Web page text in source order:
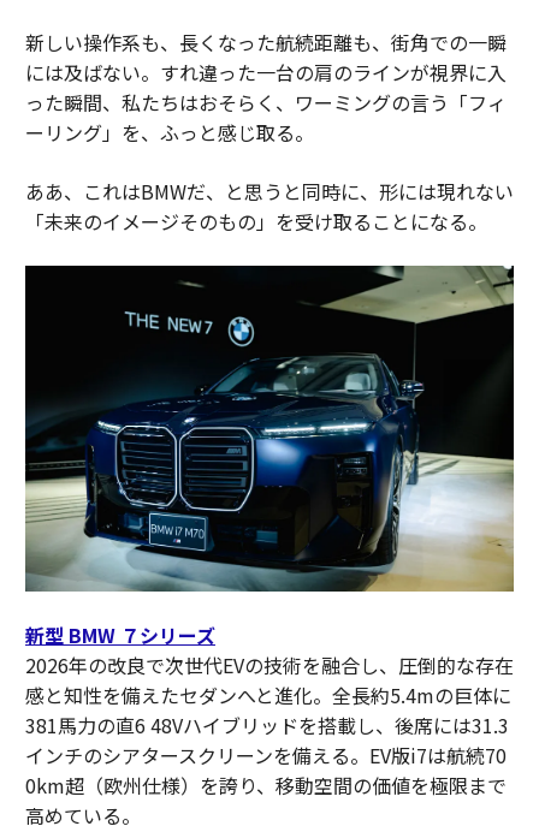
新しい操作系も、長くなった航続距離も、街角での一瞬
には及ばない。すれ違った一台の肩のラインが視界に入
った瞬間、私たちはおそらく、ワーミングの言う「フィ
ーリング」を、ふっと感じ取る。
ああ、これはBMWだ、と思うと同時に、形には現れない
「未来のイメージそのもの」を受け取ることになる。
新型 BMW ７シリーズ
2026年の改良で次世代EVの技術を融合し、圧倒的な存在
感と知性を備えたセダンへと進化。全長約5.4mの巨体に
381馬力の直6 48Vハイブリッドを搭載し、後席には31.3
インチのシアタースクリーンを備える。EV版i7は航続70
0km超（欧州仕様）を誇り、移動空間の価値を極限まで
高めている。